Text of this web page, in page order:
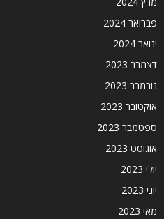
פברואר 2024
ינואר 2024
דצמבר 2023
נובמבר 2023
אוקטובר 2023
ספטמבר 2023
אוגוסט 2023
יולי 2023
יוני 2023
מאי 2023